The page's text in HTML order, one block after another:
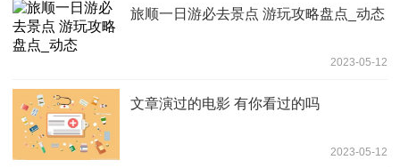
旅顺一日游必去景点 游玩攻略盘点_动态
2023-05-12
文章演过的电影 有你看过的吗
2023-05-12